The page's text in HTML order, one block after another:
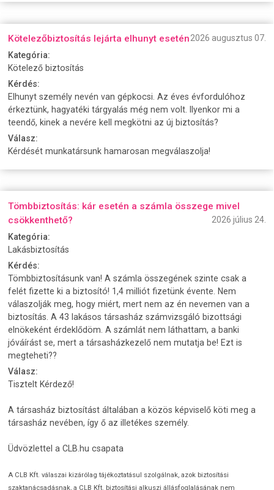
Kötelezőbiztosítás lejárta elhunyt esetén2026 augusztus 07.
Kategória:
Kötelező biztosítás
Kérdés:
Elhunyt személy nevén van gépkocsi. Az éves évfordulóhoz
érkeztünk, hagyatéki tárgyalás még nem volt. Ilyenkor mi a
teendő, kinek a nevére kell megkötni az új biztosítás?
Válasz:
Kérdését munkatársunk hamarosan megválaszolja!
Tömbbiztosítás: kár esetén a számla összege mivel
csökkenthető?
2026 július 24.
Kategória:
Lakásbiztosítás
Kérdés:
Tömbbiztosításunk van! A számla összegének szinte csak a
felét fizette ki a biztosító! 1,4 milliót fizetünk évente. Nem
válaszolják meg, hogy miért, mert nem az én nevemen van a
biztosítás. A 43 lakásos társasház számvizsgáló bizottsági
elnökeként érdeklődöm. A számlát nem láthattam, a banki
jóváírást se, mert a társasházkezelő nem mutatja be! Ezt is
megteheti??
Válasz:
Tisztelt Kérdező!
A társasház biztosítást általában a közös képviselő köti meg a
társasház nevében, így ő az illetékes személy.
Üdvözlettel a CLB.hu csapata
A CLB Kft. válaszai kizárólag tájékoztatásul szolgálnak, azok biztosítási
szaktanácsadásnak, a CLB Kft. biztosítási alkuszi állásfoglalásának nem